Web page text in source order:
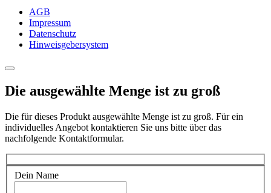
AGB
Impressum
Datenschutz
Hinweisgebersystem
Die ausgewählte Menge ist zu groß
Die für dieses Produkt ausgewählte Menge ist zu groß. Für ein
individuelles Angebot kontaktieren Sie uns bitte über das
nachfolgende Kontaktformular.
Dein Name